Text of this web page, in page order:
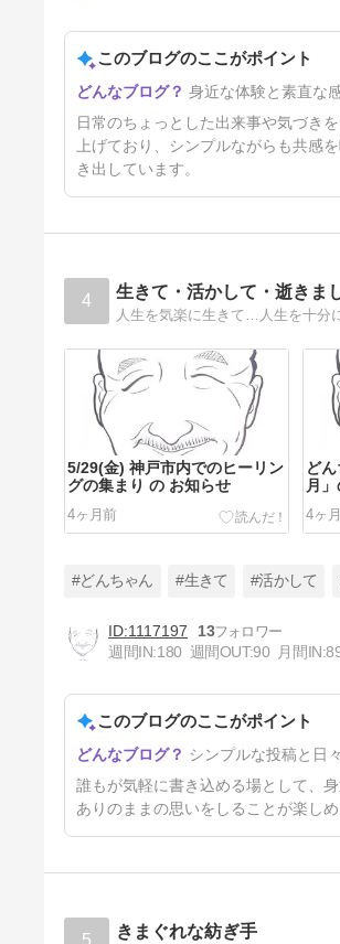
分はトリプルワークの予定
9日前このブログのここがポイント
身近な体験と素直な
日常のちょっとした出来事や気づき
上げており、シンプルながらも共感
き出しています。
4 生きて・活かして・逝きま
人生を気楽に生きて…人生を十分
5/29(金) 神戸市内でのヒーリン
グの集まり の お知らせ
4ヶ月前
ど
月
4ヶ
る のかな??
2年前
#どんちゃん #生きて #活かして
1117197
13
週間IN:180 週間OUT:90 月間IN:
このブログのここがポイント
シンプルな投稿と日
誰もが気軽に書き込める場として、
ありのままの思いをしることが楽しめ
5 きまぐれな紡ぎ手